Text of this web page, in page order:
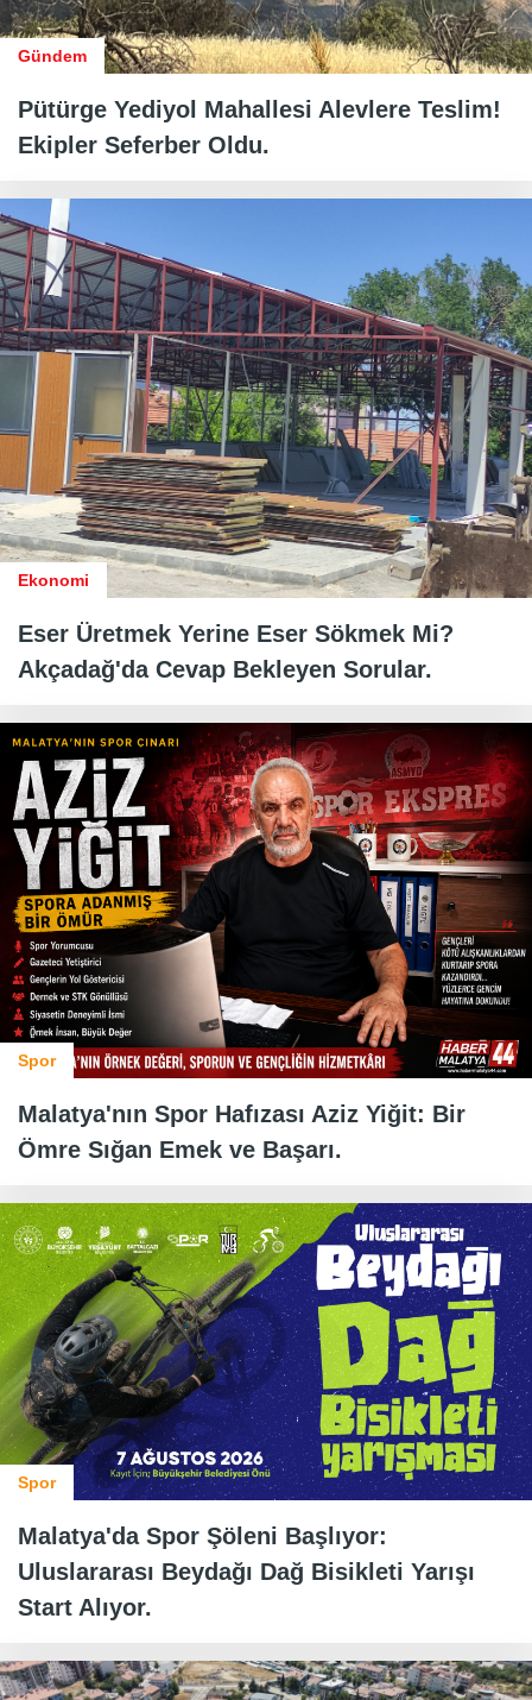
Gündem
Pütürge Yediyol Mahallesi Alevlere Teslim!
Ekipler Seferber Oldu.
Ekonomi
Eser Üretmek Yerine Eser Sökmek Mi?
Akçadağ'da Cevap Bekleyen Sorular.
Spor
Malatya'nın Spor Hafızası Aziz Yiğit: Bir
Ömre Sığan Emek ve Başarı.
Spor
Malatya'da Spor Şöleni Başlıyor:
Uluslararası Beydağı Dağ Bisikleti Yarışı
Start Alıyor.